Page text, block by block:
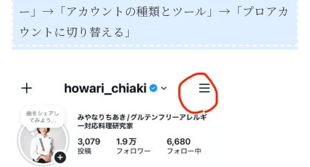
ー」→「アカウントの種類とツール」→「プロアカ
ウントに切り替える」